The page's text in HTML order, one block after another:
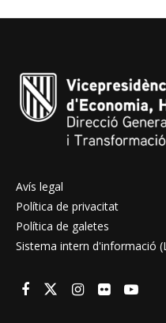
Avís legal
Política de privacitat
Política de galetes
Sistema intern d'informació